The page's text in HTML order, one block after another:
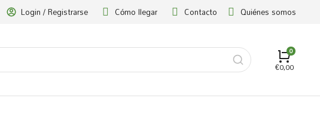
Login / Registrarse Cómo llegar Contacto Quiénes somos
€0,00